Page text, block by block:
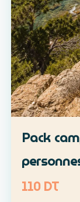
Pack
110 DT